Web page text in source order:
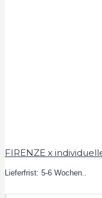
FIRENZE x
Lieferfrist: 5-6 Wochen..